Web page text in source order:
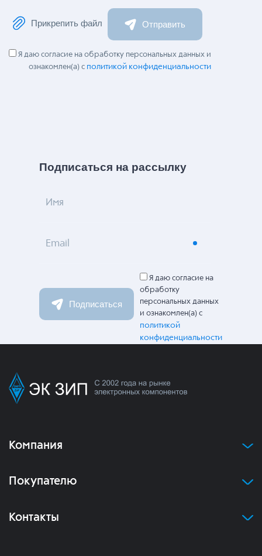
Прикрепить файл Отправить
Я даю согласие на обработку персональных данных и
ознакомлен(а) с политикой конфиденциальности
Подписаться на рассылку
Имя
Email
Подписаться
Я даю согласие на
обработку
персональных данных
и ознакомлен(а) с
политикой
конфиденциальности
Компания
Покупателю
Контакты